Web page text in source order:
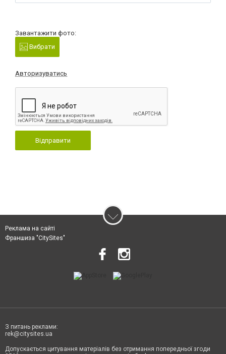
Завантажити фото:
Вибрати
Авторизуватись
Відправити
Реклама на сайті
Франшиза "CitySites"
З питань реклами:
rek@citysites.ua
Допускається цитування матеріалів без отримання попередньої згоди